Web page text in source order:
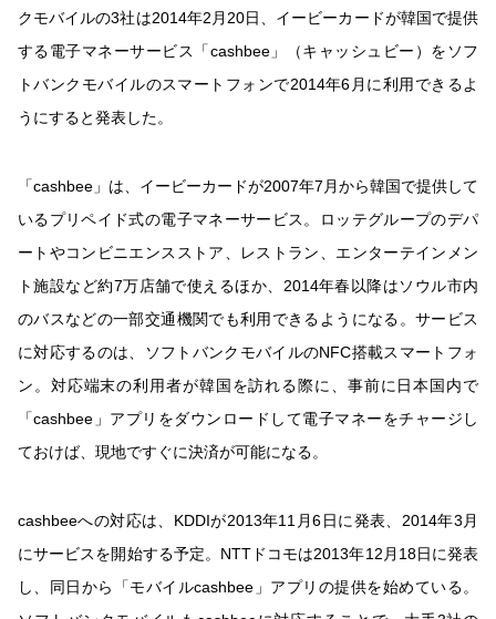
クモバイルの3社は2014年2月20日、イービーカードが韓国で提供
する電子マネーサービス「cashbee」（キャッシュビー）をソフ
トバンクモバイルのスマートフォンで2014年6月に利用できるよ
うにすると発表した。
「cashbee」は、イービーカードが2007年7月から韓国で提供して
いるプリペイド式の電子マネーサービス。ロッテグループのデパ
ートやコンビニエンスストア、レストラン、エンターテインメン
ト施設など約7万店舗で使えるほか、2014年春以降はソウル市内
のバスなどの一部交通機関でも利用できるようになる。サービス
に対応するのは、ソフトバンクモバイルのNFC搭載スマートフォ
ン。対応端末の利用者が韓国を訪れる際に、事前に日本国内で
「cashbee」アプリをダウンロードして電子マネーをチャージし
ておけば、現地ですぐに決済が可能になる。
cashbeeへの対応は、KDDIが2013年11月6日に発表、2014年3月
にサービスを開始する予定。NTTドコモは2013年12月18日に発表
し、同日から「モバイルcashbee」アプリの提供を始めている。